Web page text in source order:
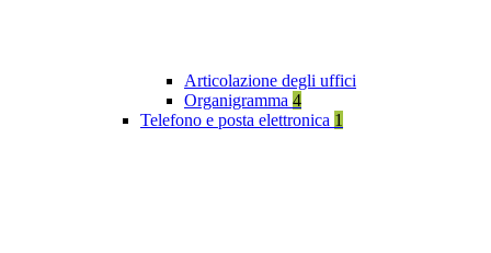
Articolazione degli uffici
Organigramma 4
Telefono e posta elettronica 1